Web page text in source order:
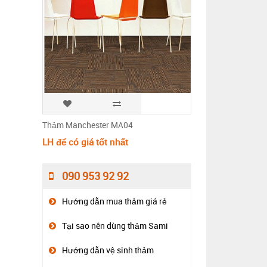
Thảm Manchester MA04
LH để có giá tốt nhất
090 953 92 92
Hướng dẫn mua thảm giá rẻ
Tại sao nên dùng thảm Sami
Hướng dẫn vệ sinh thảm